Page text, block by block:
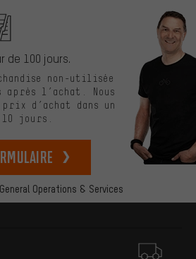
General Operations & Services
de 100 jours.
non-utilisée
après l’achat. Nous
d’achat dans un
jours.